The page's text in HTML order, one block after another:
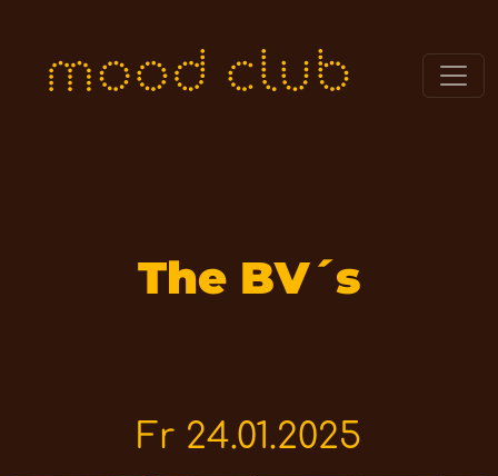
The BV´s
Fr 24.01.2025